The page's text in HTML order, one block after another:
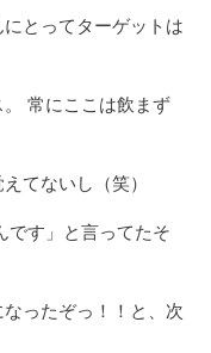
とってターゲットは
常にここは飲まず
てないし（笑）
です」と言ってたそ
ったぞっ！！と、次